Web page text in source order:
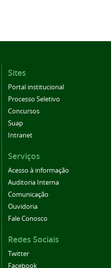
Sites
Portal institucional
Processo Seletivo
Concursos
Suap
Intranet
Serviços
Acesso à informação
Auditoria Interna
Comunicação
Ouvidoria
Fale Conosco
Redes Sociais
Twitter
Facebook